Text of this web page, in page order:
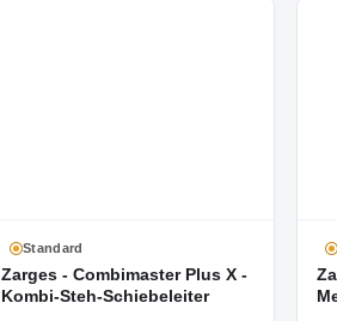
Standard
Zarges - Combimaster Plus X -
Kombi-Steh-Schiebeleiter